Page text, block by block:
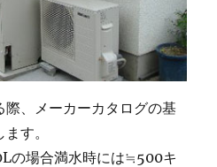
、メーカーカタログの基
す。
の場合満水時には≒500キ